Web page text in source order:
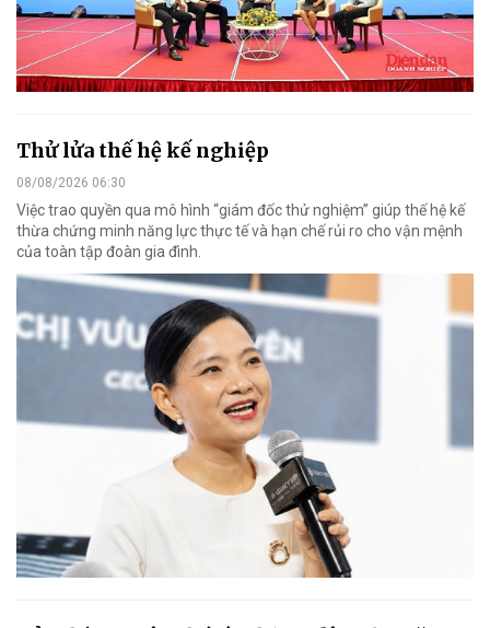
Thử lửa thế hệ kế nghiệp
08/08/2026 06:30
Việc trao quyền qua mô hình “giám đốc thử nghiệm” giúp thế hệ kế
thừa chứng minh năng lực thực tế và hạn chế rủi ro cho vận mệnh
của toàn tập đoàn gia đình.